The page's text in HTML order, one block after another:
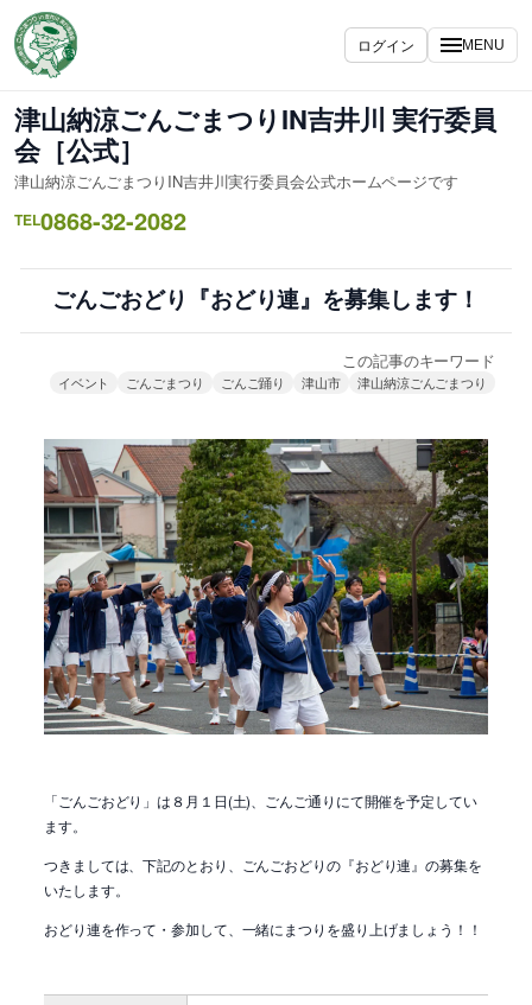
容
を
ス
キ
ッ
プ
ログイン MENU
津山納涼ごんごまつりIN吉井川 実行委員
会［公式］
津山納涼ごんごまつりIN吉井川実行委員会公式ホームページです
TEL0868-32-2082
ごんごおどり『おどり連』を募集します！
この記事のキーワード
イベント ごんごまつり ごんご踊り 津山市 津山納涼ごんごまつり
「ごんごおどり」は８月１日(土)、ごんご通りにて開催を予定してい
ます。
つきましては、下記のとおり、ごんごおどりの『おどり連』の募集を
いたします。
おどり連を作って・参加して、一緒にまつりを盛り上げましょう！！